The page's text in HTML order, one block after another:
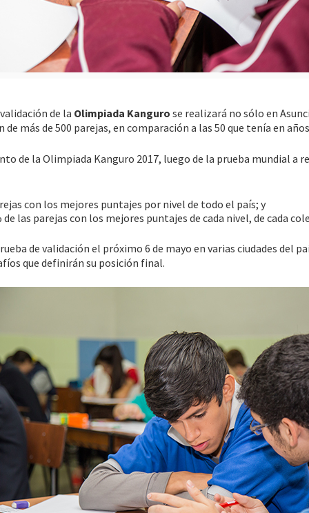
de la Olimpiada Kanguro se realizará no sólo en
más de 500 parejas, en comparación a las 50 que tenía en
de la Olimpiada Kanguro 2017, luego de la prueba mundial a
con los mejores puntajes por nivel de todo el país; y
las parejas con los mejores puntajes de cada nivel, de cada
de validación el próximo 6 de mayo en varias ciudades del
que definirán su posición final.